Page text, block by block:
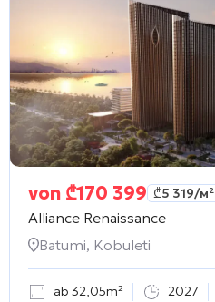
von ₾170 399 ₾5 319/м²
Alliance Renaissance
Batumi, Kobuleti
ab 32,05m² 2027